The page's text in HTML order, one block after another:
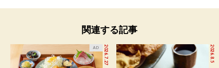
関連する記事
2026.7.27
AD 2026.8.5